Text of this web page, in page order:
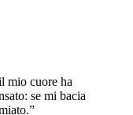
mio cuore ha
se mi bacia